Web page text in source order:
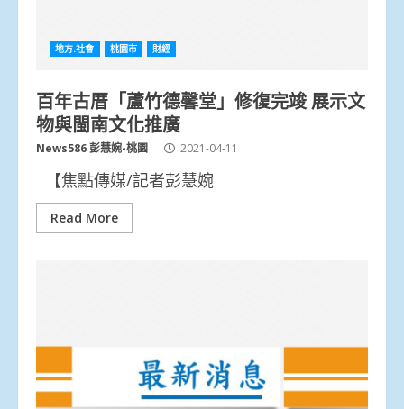
地方.社會 桃園市 財經
百年古厝「蘆竹德馨堂」修復完竣 展示文
物與閩南文化推廣
News586 彭慧婉-桃園 2021-04-11
【焦點傳媒/記者彭慧婉
Read More